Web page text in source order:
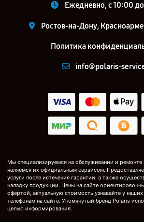
Ежедневно, с 10:00
Ростов-на-Дону,
Политика
info@polaris-
Мы специализируемся на обслуживании и ремонте
являемся их официальным сервисом.
услуги после истечения гарантии, а также
наладку продукции. Цены на сайте
офертой, актуальную стоимость узнавайте у
телефонам на сайте. Упомянутый бренд Polaris
целью информирования.